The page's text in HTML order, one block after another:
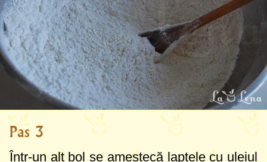
Pas 3
Într-un alt bol se amestecă laptele cu uleiul